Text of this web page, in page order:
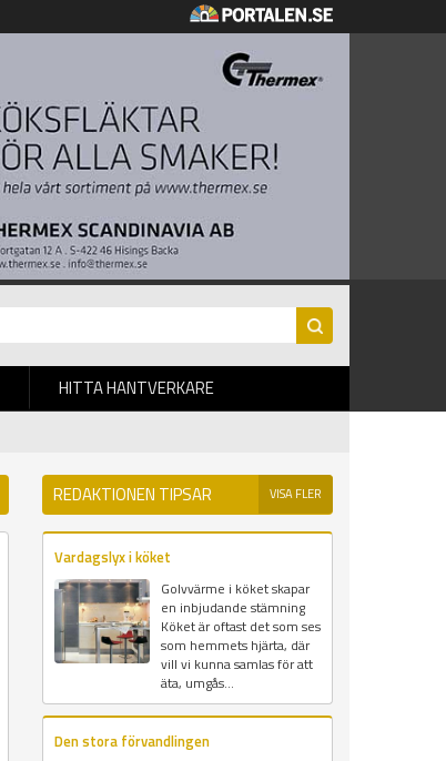
HITTA HANTVERKARE
REDAKTIONEN TIPSAR VISA FLER
Vardagslyx i köket
Golvvärme i köket skapar
en inbjudande stämning
Köket är oftast det som ses
som hemmets hjärta, där
vill vi kunna samlas för att
äta, umgås...
Den stora förvandlingen